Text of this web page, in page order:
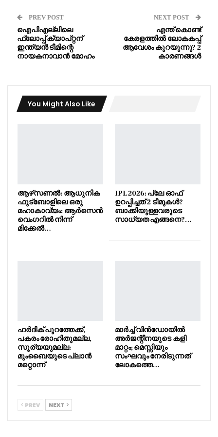
PREV POST
ഐപിഎല്ലിലെ
ഫ്ലോപ്പ് ക്യാപ്റ്റന്
ഇന്ത്യൻ ടീമിന്റെ
നായകനാവാൻ മോഹം
NEXT POST
എന്ത് കൊണ്ട്
കേരളത്തിൽ ലോകകപ്പ്
ആവേശം കുറയുന്നു? 2
കാരണങ്ങൾ
You Might Also Like
ആഴ്‌സണൽ: ആധുനിക
ഫുട്ബോളിലെ ഒരു
മഹാകാവ്യം: ആർസെൻ
വെംഗറിൽ നിന്ന്
മിക്കേൽ…
IPL 2026: പ്ലേ ഓഫ്
ഉറപ്പിച്ചത് 2 ടീമുകൾ?
ബാക്കിയുള്ളവരുടെ
സാധ്യത എങ്ങനെ?…
ഹർദിക് പുറത്തേക്ക്,
പകരം രോഹിതുമല്ല,
സൂര്യയുമല്ല:
മുംബൈയുടെ പ്ലാൻ
മറ്റൊന്ന്
മാർച്ച് വിൻഡോയിൽ
അർജന്റീനയുടെ കളി
മാറ്റം; മെസ്സിയും
സംഘവും നേരിടുന്നത്
ലോകത്തെ…
PREV NEXT